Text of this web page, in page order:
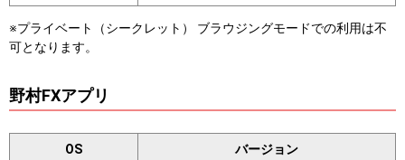
※プライベート（シークレット） ブラウジングモードでの利用は不
可となります。
野村FXアプリ
OS バージョン